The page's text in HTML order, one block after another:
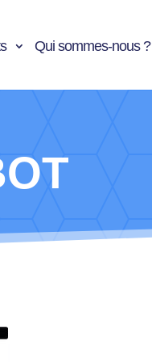
Qui sommes-nous ?